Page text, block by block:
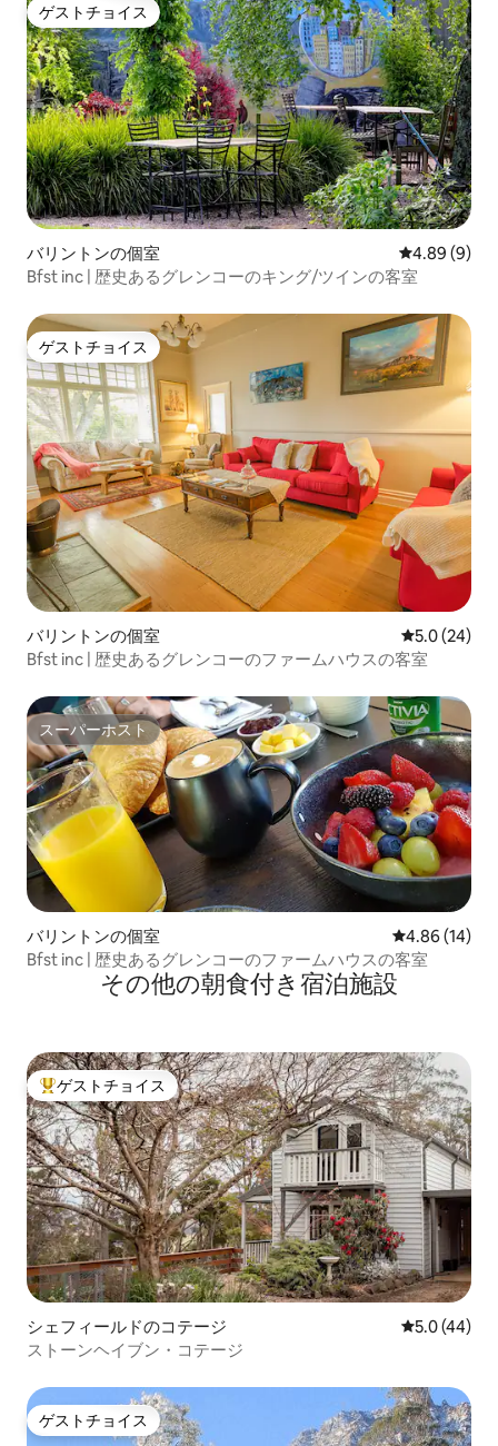
ゲストチョイス
ゲストチョイス
バリントンの個室 レビュー9件
4.89 (9)
Bfst inc | 歴史あるグレンコーのキング/ツインの客室
ゲストチョイス
ゲストチョイス
バリントンの個室 レビュー24
5.0 (24)
Bfst inc | 歴史あるグレンコーのファームハウスの客室
スーパーホスト
スーパーホスト
バリントンの個室 レビュー14
4.86 (14)
Bfst inc | 歴史あるグレンコーのファームハウスの客室
その他の朝食付き宿泊施設
大好評のゲストチョイスです。
ゲストチョイス
シェフィールドのコテージ レビュー44
5.0 (44)
ストーンヘイブン・コテージ
ゲストチョイス
ゲストチョイス